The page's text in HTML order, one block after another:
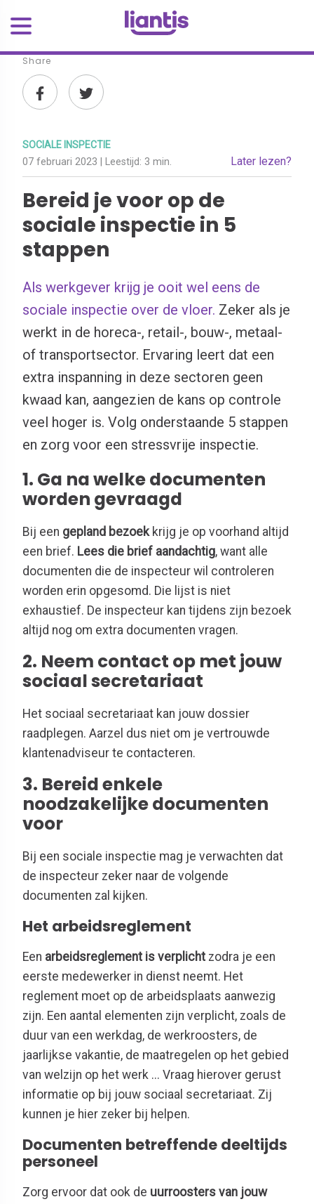
Share
SOCIALE INSPECTIE
07 februari 2023 | Leestijd: 3 min. Later lezen?
Bereid je voor op de
sociale inspectie in 5
stappen
Als werkgever krijg je ooit wel eens de
sociale inspectie over de vloer. Zeker als je
werkt in de horeca-, retail-, bouw-, metaal-
of transportsector. Ervaring leert dat een
extra inspanning in deze sectoren geen
kwaad kan, aangezien de kans op controle
veel hoger is. Volg onderstaande 5 stappen
en zorg voor een stressvrije inspectie.
1. Ga na welke documenten
worden gevraagd
Bij een gepland bezoek krijg je op voorhand altijd
een brief. Lees die brief aandachtig, want alle
documenten die de inspecteur wil controleren
worden erin opgesomd. Die lijst is niet
exhaustief. De inspecteur kan tijdens zijn bezoek
altijd nog om extra documenten vragen.
2. Neem contact op met jouw
sociaal secretariaat
Het sociaal secretariaat kan jouw dossier
raadplegen. Aarzel dus niet om je vertrouwde
klantenadviseur te contacteren.
3. Bereid enkele
noodzakelijke documenten
voor
Bij een sociale inspectie mag je verwachten dat
de inspecteur zeker naar de volgende
documenten zal kijken.
Het arbeidsreglement
Een arbeidsreglement is verplicht zodra je een
eerste medewerker in dienst neemt. Het
reglement moet op de arbeidsplaats aanwezig
zijn. Een aantal elementen zijn verplicht, zoals de
duur van een werkdag, de werkroosters, de
jaarlijkse vakantie, de maatregelen op het gebied
van welzijn op het werk ... Vraag hierover gerust
informatie op bij jouw sociaal secretariaat. Zij
kunnen je hier zeker bij helpen.
Documenten betreffende deeltijds
personeel
Zorg ervoor dat ook de uurroosters van jouw